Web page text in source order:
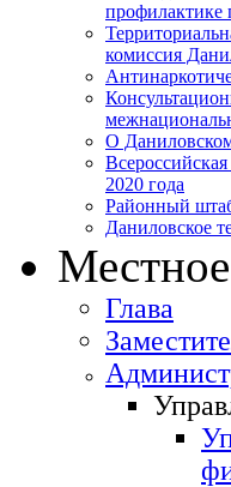
профилактике
комиссия
О
2020 года
Районный
Даниловское
Глава